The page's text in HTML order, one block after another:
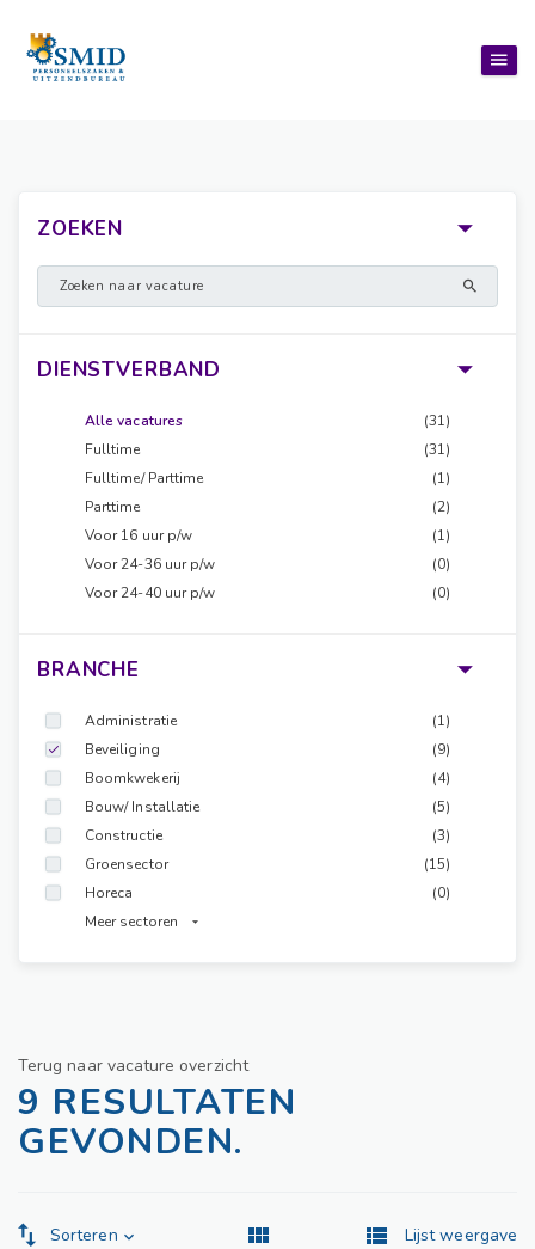
ZOEKEN
DIENSTVERBAND
Alle vacatures
(31)
Fulltime
(31)
Fulltime/ Parttime
(1)
Parttime
(2)
Voor 16 uur p/w
(1)
Voor 24-36 uur p/w
(0)
Voor 24-40 uur p/w
(0)
BRANCHE
Administratie
(1)
Beveiliging
(9)
Boomkwekerij
(4)
Bouw/ Installatie
(5)
Constructie
(3)
Groensector
(15)
Horeca
(0)
Meer sectoren
Terug naar vacature overzicht
9 RESULTATEN
GEVONDEN.
Sorteren
Lijst weergave